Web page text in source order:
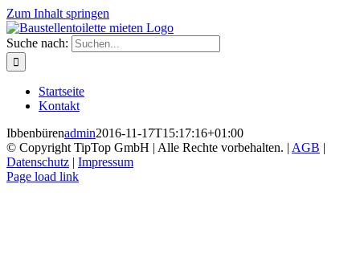
Zum Inhalt springen
Suche nach:
Startseite
Kontakt
Ibbenbürenadmin2016-11-17T15:17:16+01:00
© Copyright TipTop GmbH | Alle Rechte vorbehalten. | AGB |
Datenschutz | Impressum
Page load link